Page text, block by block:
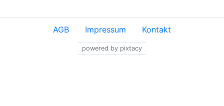
AGB Impressum Kontakt
powered by pixtacy